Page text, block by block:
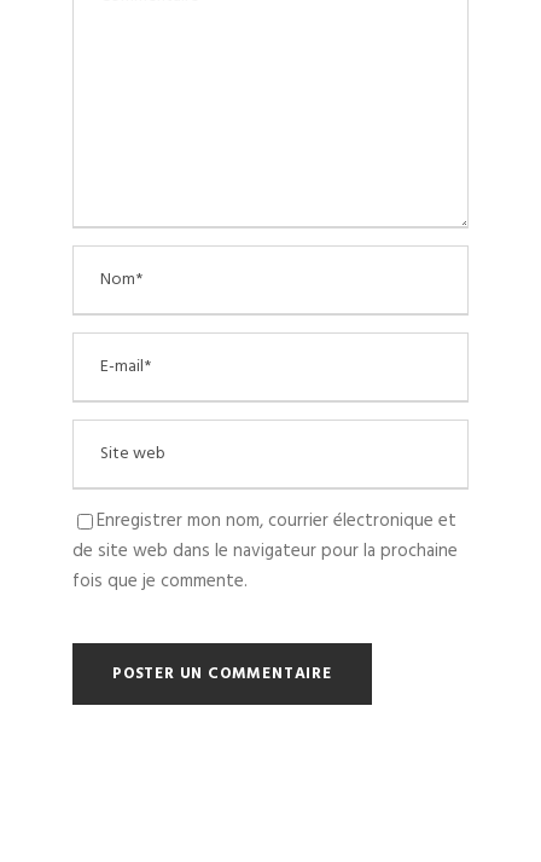
Enregistrer mon nom, courrier électronique et
de site web dans le navigateur pour la prochaine
fois que je commente.